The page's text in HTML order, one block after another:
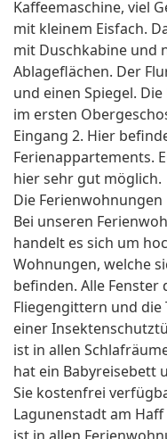
Kaffeemaschine, viel
mit kleinem Eisfach.
mit Duschkabine und
Ablageflächen. Der
und einen Spiegel.
im ersten
Eingang 2. Hier
Ferienappartements.
hier sehr gut möglich.
Die Ferienwohnungen
Bei unseren
handelt es sich um
Wohnungen, welche
befinden. Alle
Fliegengittern und
einer
ist in allen
hat ein Babyreisebett
Sie kostenfrei
Lagunenstadt am